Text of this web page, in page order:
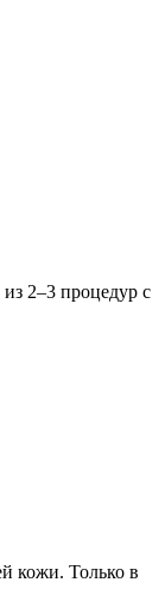
2–3 процедур с
кожи. Только в